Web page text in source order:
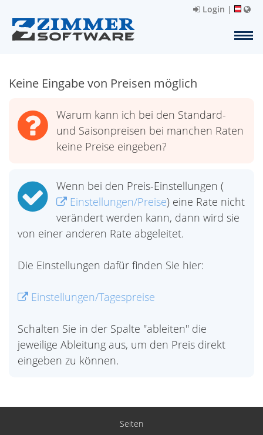
Login |
Keine Eingabe von Preisen möglich
Warum kann ich bei den Standard-
und Saisonpreisen bei manchen Raten
keine Preise eingeben?
Wenn bei den Preis-Einstellungen (
Einstellungen/Preise) eine Rate nicht
verändert werden kann, dann wird sie
von einer anderen Rate abgeleitet.
Die Einstellungen dafür finden Sie hier:
Einstellungen/Tagespreise
Schalten Sie in der Spalte "ableiten" die
jeweilige Ableitung aus, um den Preis direkt
eingeben zu können.
Seiten